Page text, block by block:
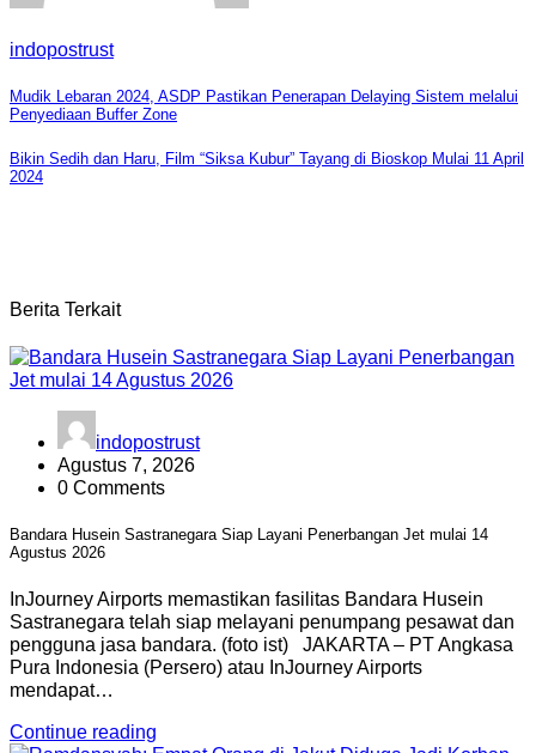
indopostrust
Navigasi
Mudik Lebaran 2024, ASDP Pastikan Penerapan Delaying Sistem melalui
Penyediaan Buffer Zone
Bikin Sedih dan Haru, Film “Siksa Kubur” Tayang di Bioskop Mulai 11 April
2024
Berita Terkait
indopostrust
Agustus 7, 2026
0 Comments
Bandara Husein Sastranegara Siap Layani Penerbangan Jet mulai 14
Agustus 2026
InJourney Airports memastikan fasilitas Bandara Husein
Sastranegara telah siap melayani penumpang pesawat dan
pengguna jasa bandara. (foto ist) JAKARTA – PT Angkasa
Pura Indonesia (Persero) atau InJourney Airports
mendapat…
Continue reading